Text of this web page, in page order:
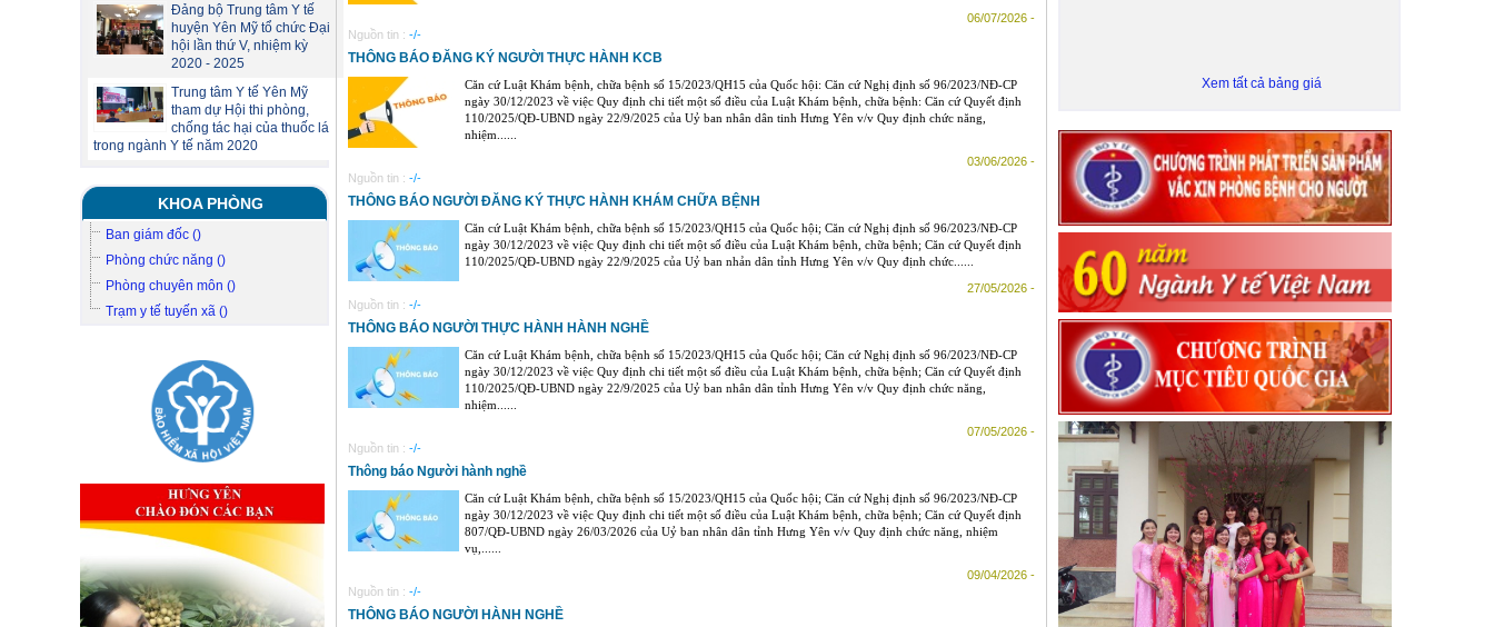
Đảng bộ Trung tâm Y tế
huyện Yên Mỹ tổ chức Đại
hội lần thứ V, nhiệm kỳ
2020 - 2025
Trung tâm Y tế Yên Mỹ
tham dự Hội thi phòng,
chống tác hại của thuốc lá
trong ngành Y tế năm 2020
KHOA PHÒNG
Ban giám đốc ()
Phòng chức năng ()
Phòng chuyên môn ()
Trạm y tế tuyến xã ()
06/07/2026 -
Nguồn tin : -/-
THÔNG BÁO ĐĂNG KÝ NGƯỜI THỰC HÀNH KCB
Căn cứ Luật Khám bệnh, chữa bệnh số 15/2023/QH15 của Quốc hội: Căn cứ Nghị định số 96/2023/NĐ-CP
ngày 30/12/2023 về việc Quy định chi tiết một số điều của Luật Khám bệnh, chữa bệnh: Căn cứ Quyết định
110/2025/QĐ-UBND ngày 22/9/2025 của Uỷ ban nhân dân tinh Hưng Yên v/v Quy định chức năng,
nhiệm......
03/06/2026 -
Nguồn tin : -/-
THÔNG BÁO NGƯỜI ĐĂNG KÝ THỰC HÀNH KHÁM CHỮA BỆNH
Căn cứ Luật Khám bệnh, chữa bệnh số 15/2023/QH15 của Quốc hội; Căn cứ Nghị định số 96/2023/NĐ-CP
ngày 30/12/2023 về việc Quy định chi tiết một số điều của Luật Khám bệnh, chữa bệnh; Căn cứ Quyết định
110/2025/QĐ-UBND ngày 22/9/2025 của Uỷ ban nhản dân tỉnh Hưng Yên v/v Quy định chức......
27/05/2026 -
Nguồn tin : -/-
THÔNG BÁO NGƯỜI THỰC HÀNH HÀNH NGHỀ
Căn cứ Luật Khám bệnh, chữa bệnh số 15/2023/QH15 của Quốc hội; Căn cứ Nghị định số 96/2023/NĐ-CP
ngày 30/12/2023 về việc Quy định chi tiết một số điều của Luật Khám bệnh, chữa bệnh; Căn cứ Quyết định
110/2025/QĐ-UBND ngày 22/9/2025 của Uỷ ban nhân dân tỉnh Hưng Yên v/v Quy định chức năng,
nhiệm......
07/05/2026 -
Nguồn tin : -/-
Thông báo Người hành nghề
Căn cứ Luật Khám bệnh, chữa bệnh số 15/2023/QH15 của Quốc hội; Căn cứ Nghị định số 96/2023/NĐ-CP
ngày 30/12/2023 về việc Quy định chi tiết một số điều của Luật Khám bệnh, chữa bệnh; Căn cứ Quyết định
807/QĐ-UBND ngày 26/03/2026 của Uỷ ban nhân dân tỉnh Hưng Yên v/v Quy định chức năng, nhiệm
vụ,......
09/04/2026 -
Nguồn tin : -/-
THÔNG BÁO NGƯỜI HÀNH NGHỀ
Xem tất cả bảng giá